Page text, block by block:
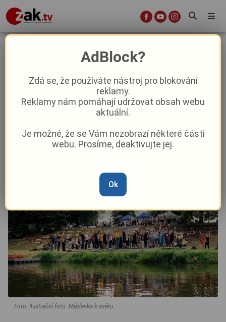
Na Doubravce odstartuje již v pátek
dvanáctý ročník festivalu Náplavka
k světu 0.4
Kultura
Peggy Kýrová –18. 8. 2024 04:32
Foto: Ilustrační foto: Náplavka k světu
AdBlock?
Zdá se, že používáte nástroj pro blokování
reklamy.
Reklamy nám pomáhají udržovat obsah webu
aktuální.
Je možné, že se Vám nezobrazí některé části
webu. Prosíme, deaktivujte jej.
Ok